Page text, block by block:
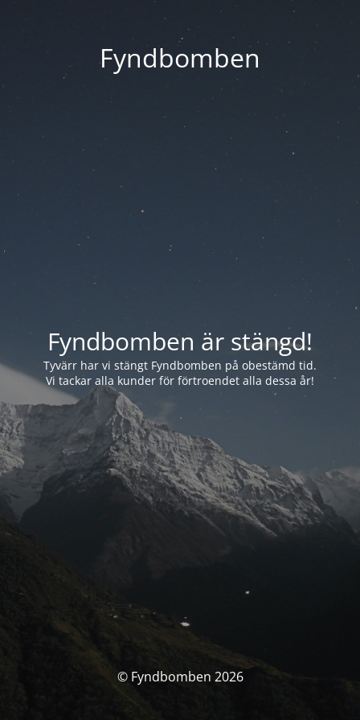
Fyndbomben
Fyndbomben är stängd!
Tyvärr har vi stängt Fyndbomben på obestämd tid.
Vi tackar alla kunder för förtroendet alla dessa år!
© Fyndbomben 2026